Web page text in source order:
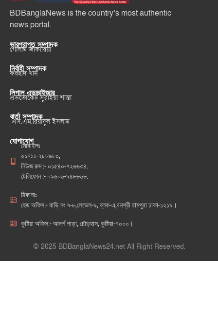
BDBanglaNews is the country’s most authentic
news portal.
ভারপ্রাপ্ত সম্পাদক
গোলাম জাকারিয়া
নির্বাহী সম্পাদক
ফরহাদ খান
লিগাল এডভাইজার
এডভোকেট সুরাইয়া শান্তা
বার্তা সম্পাদক
এস.এম.রিয়াদুল ইসলাম
যোগাযোগ
মোবাইলঃ
০১৭১১-২৮৮৯৮০,
নিউজ রুম :- ০১৫৪০-৭২৬৬৩৪.
টেলিফোন :- ০৯৬০৬-৯৪৮৮৬৮.
ঠিকানাঃ
হেড অফিস:- বাড়ি নং ৭-৮,লেভেল-৯, ব্লক-এ,বনশ্রী রামপুরা ঢাকা-১২১৯।
কুষ্টিয়া অফিস:- আদর্শ পাড়া, চৌড়হাস, কুষ্টিয়া-৭০০০।
© 2025 BDBanglaNews24.net All Right Reserved.